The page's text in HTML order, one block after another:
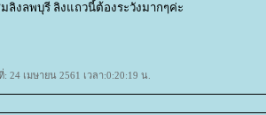
งลพบุรี ลิงแถวนี้ต้องระวังมากๆค่ะ
: 24 เมษายน 2561 เวลา:0:20:19 น.